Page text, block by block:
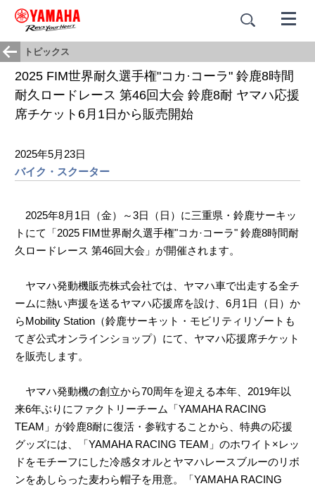
トピックス
2025 FIM世界耐久選手権"コカ·コーラ" 鈴鹿8時間
耐久ロードレース 第46回大会 鈴鹿8耐 ヤマハ応援
席チケット6月1日から販売開始
2025年5月23日
バイク・スクーター
2025年8月1日（金）～3日（日）に三重県・鈴鹿サーキッ
トにて「2025 FIM世界耐久選手権"コカ·コーラ" 鈴鹿8時間耐
久ロードレース 第46回大会」が開催されます。
ヤマハ発動機販売株式会社では、ヤマハ車で出走する全チ
ームに熱い声援を送るヤマハ応援席を設け、6月1日（日）か
らMobility Station（鈴鹿サーキット・モビリティリゾートも
てぎ公式オンラインショップ）にて、ヤマハ応援席チケット
を販売します。
ヤマハ発動機の創立から70周年を迎える本年、2019年以
来6年ぶりにファクトリーチーム「YAMAHA RACING
TEAM」が鈴鹿8耐に復活・参戦することから、特典の応援
グッズには、「YAMAHA RACING TEAM」のホワイト×レッ
ドをモチーフにした冷感タオルとヤマハレースブルーのリボ
ンをあしらった麦わら帽子を用意。「YAMAHA RACING